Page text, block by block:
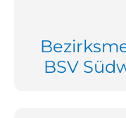
BSV